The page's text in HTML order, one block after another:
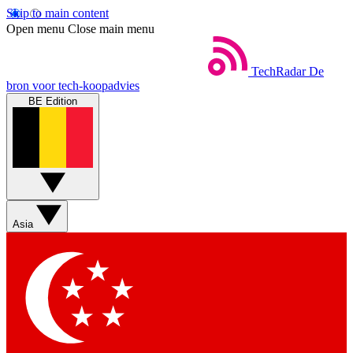
Skip to main content
Open menu Close main menu
TechRadar De
bron voor tech-koopadvies
BE Edition
Asia